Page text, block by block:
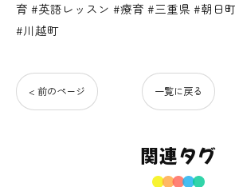
育 #英語レッスン #療育 #三重県 #朝日
#川越町
< 前のページ 一覧に戻る
関連タグ